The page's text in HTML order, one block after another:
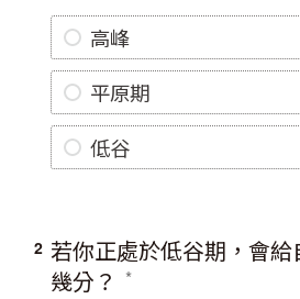
高峰
平原期
低谷
2 若你正處於低谷期，會
幾分？